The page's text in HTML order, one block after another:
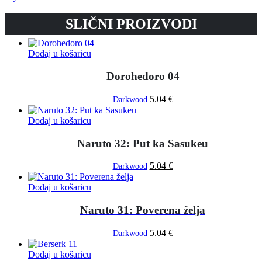
SLIČNI PROIZVODI
Dodaj u košaricu
Dorohedoro 04
Darkwood 5.04 €
Dodaj u košaricu
Naruto 32: Put ka Sasukeu
Darkwood 5.04 €
Dodaj u košaricu
Naruto 31: Poverena želja
Darkwood 5.04 €
Dodaj u košaricu